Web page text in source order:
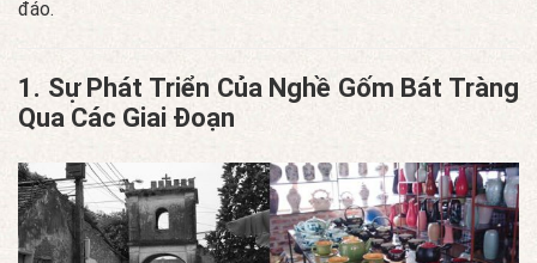
đáo.
1. Sự Phát Triển Của Nghề Gốm Bát Tràng
Qua Các Giai Đoạn